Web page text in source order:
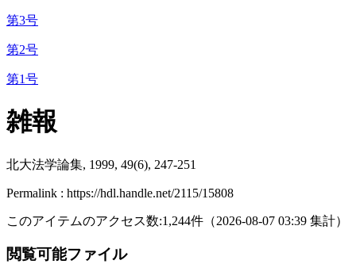
第3号
第2号
第1号
雑報
北大法学論集, 1999, 49(6), 247-251
Permalink : https://hdl.handle.net/2115/15808
このアイテムのアクセス数:1,244件 （2026-08-07 03:39 集計）
閲覧可能ファイル